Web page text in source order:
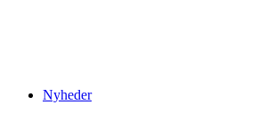
Nyheder